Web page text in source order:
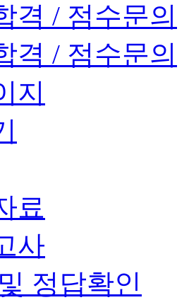
격 / 점수문의
격 / 점수문의
지
료
사
정답확인